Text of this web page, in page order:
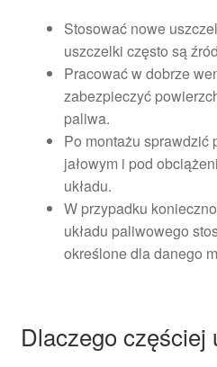
Stosować nowe
uszczelki często są
Pracować w dobrze
zabezpieczyć
paliwa.
Po montażu sprawdzić
jałowym i pod
układu.
W przypadku
układu paliwowego
określone dla danego
Dlaczego częściej